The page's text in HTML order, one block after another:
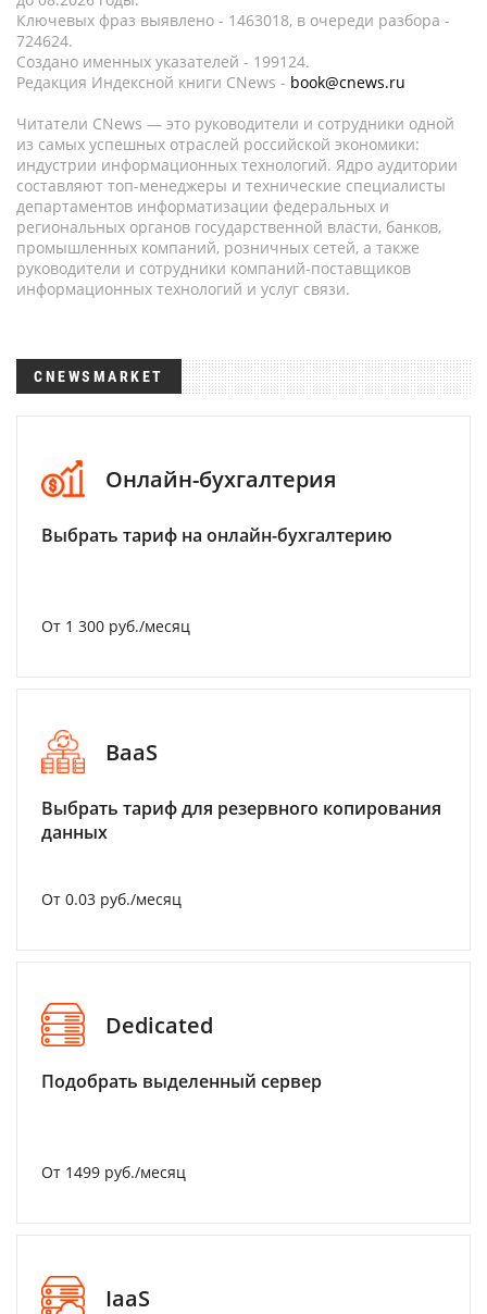
Ключевых фраз выявлено - 1463018, в очереди разбора -
724624.
Создано именных указателей - 199124.
Редакция Индексной книги CNews - book@cnews.ru
Читатели CNews — это руководители и сотрудники одной
из самых успешных отраслей российской экономики:
индустрии информационных технологий. Ядро аудитории
составляют топ-менеджеры и технические специалисты
департаментов информатизации федеральных и
региональных органов государственной власти, банков,
промышленных компаний, розничных сетей, а также
руководители и сотрудники компаний-поставщиков
информационных технологий и услуг связи.
CNEWSMARKET
Онлайн-бухгалтерия
Выбрать тариф на онлайн-бухгалтерию
От 1 300 руб./месяц
BaaS
Выбрать тариф для резервного копирования
данных
От 0.03 руб./месяц
Dedicated
Подобрать выделенный сервер
От 1499 руб./месяц
IaaS